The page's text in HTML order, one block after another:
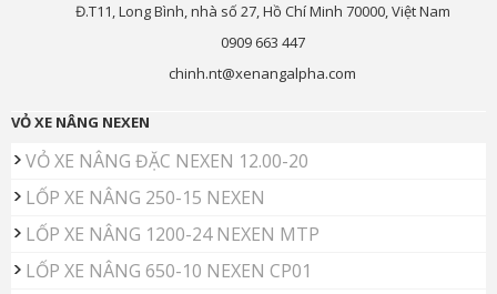
Đ.T11, Long Bình, nhà số 27, Hồ Chí Minh 70000, Việt Nam
0909 663 447
chinh.nt@xenangalpha.com
VỎ XE NÂNG NEXEN
VỎ XE NÂNG ĐẶC NEXEN 12.00-20
LỐP XE NÂNG 250-15 NEXEN
LỐP XE NÂNG 1200-24 NEXEN MTP
LỐP XE NÂNG 650-10 NEXEN CP01